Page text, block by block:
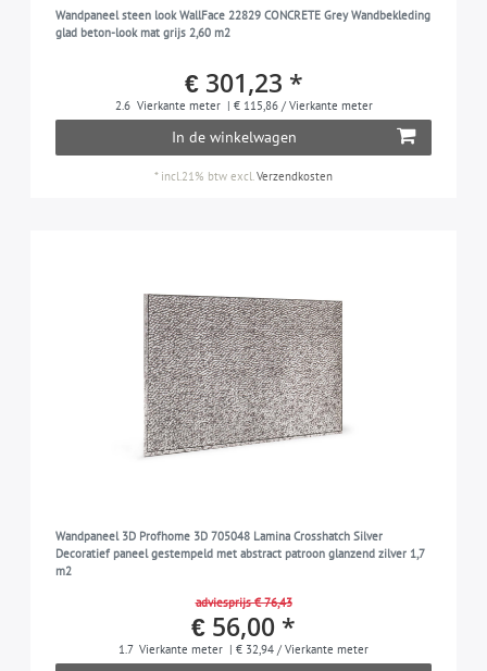
Wandpaneel steen look WallFace 22829 CONCRETE Grey Wandbekleding
glad beton-look mat grijs 2,60 m2
€ 301,23 *
2.6 Vierkante meter | € 115,86 / Vierkante meter
In de winkelwagen
* incl.21% btw excl.Verzendkosten
Wandpaneel 3D Profhome 3D 705048 Lamina Crosshatch Silver
Decoratief paneel gestempeld met abstract patroon glanzend zilver 1,7
m2
adviesprijs € 76,43
€ 56,00 *
1.7 Vierkante meter | € 32,94 / Vierkante meter